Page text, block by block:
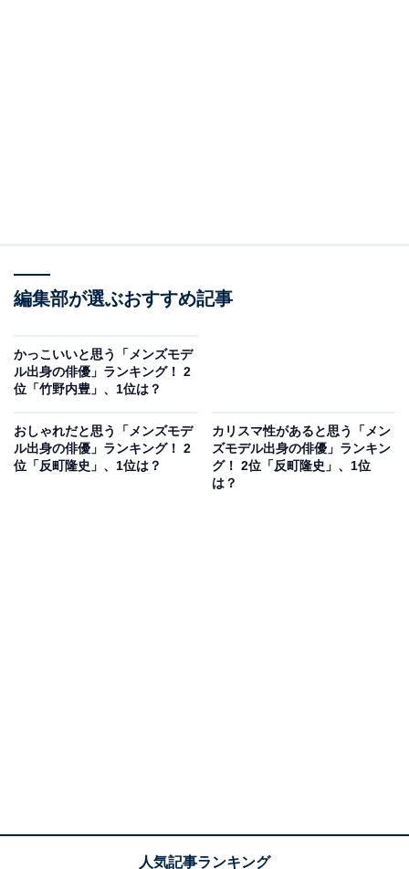
中にスカウトされ上京した草刈さんは、1970年に資生堂
の専属モデルとなりデビュー。当初から、その甘いルッ
ョンモデル活動の後、俳優へ転向します。
編集部が選ぶおすすめ記事
かっこいいと思う「メンズモデ
ル出身の俳優」ランキング！ 2
位「竹野内豊」、1位は？
おしゃれだと思う「メンズモデ
ル出身の俳優」ランキング！ 2
位「反町隆史」、1位は？
カリスマ性があると思う「メン
ズモデル出身の俳優」ランキン
グ！ 2位「反町隆史」、1位
は？